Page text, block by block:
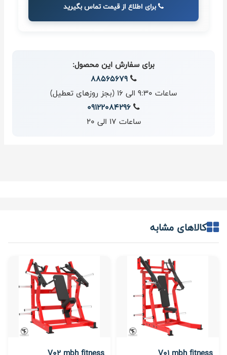
برای اطلاع از قیمت تماس بگیرید
برای سفارش این محصول:
88565679
ساعات 9:30 الی 16 (بجز روزهای تعطیل)
09122084296
ساعات 17 الی 20
کالاهای مشابه